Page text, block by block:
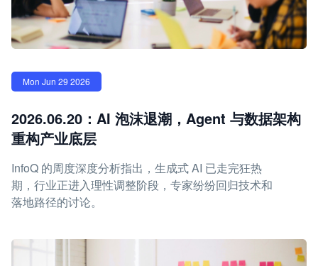
Mon Jun 29 2026
2026.06.20：AI 泡沫退潮，Agent 与数据架构
重构产业底层
InfoQ 的周度深度分析指出，生成式 AI 已走完狂热
期，行业正进入理性调整阶段，专家纷纷回归技术和
落地路径的讨论。